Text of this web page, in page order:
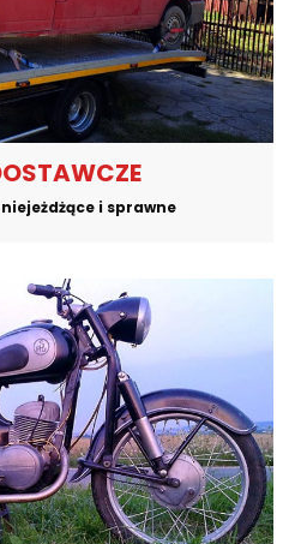
i sprawne